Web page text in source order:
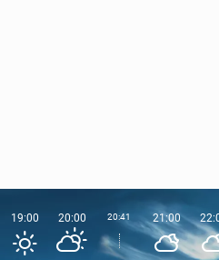
19:00 20:00 20:41 21:00